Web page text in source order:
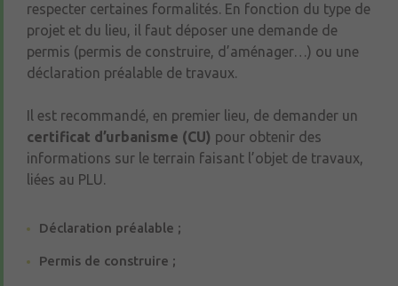
respecter certaines formalités. En fonction du type de
projet et du lieu, il faut déposer une demande de
permis (permis de construire, d’aménager…) ou une
déclaration préalable de travaux.
Il est recommandé, en premier lieu, de demander un
certificat d’urbanisme (CU) pour obtenir des
informations sur le terrain faisant l’objet de travaux,
liées au PLU.
Déclaration préalable ;
Permis de construire ;